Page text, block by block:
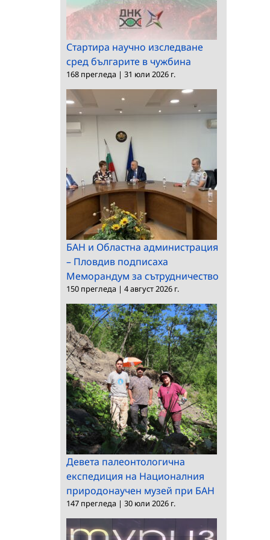
Стартира научно изследване
сред българите в чужбина
168 прегледа | 31 юли 2026 г.
БАН и Областна администрация
– Пловдив подписаха
Меморандум за сътрудничество
150 прегледа | 4 август 2026 г.
Девета палеонтологична
експедиция на Националния
природонаучен музей при БАН
147 прегледа | 30 юли 2026 г.